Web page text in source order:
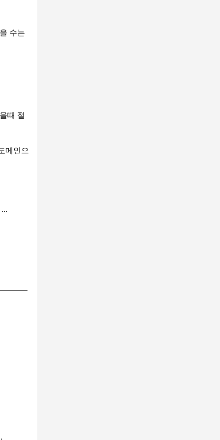
수는
때 절
메인으